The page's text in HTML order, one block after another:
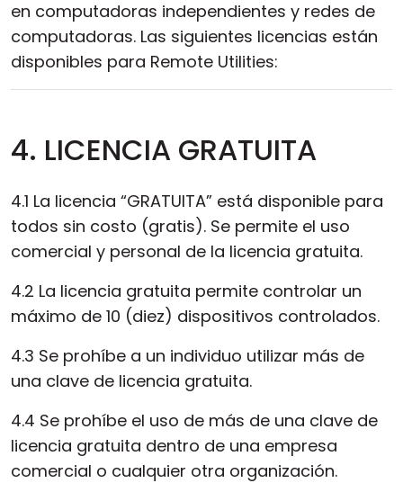
en computadoras independientes y redes de
computadoras. Las siguientes licencias están
disponibles para Remote Utilities:
4. LICENCIA GRATUITA
4.1 La licencia “GRATUITA” está disponible para
todos sin costo (gratis). Se permite el uso
comercial y personal de la licencia gratuita.
4.2 La licencia gratuita permite controlar un
máximo de 10 (diez) dispositivos controlados.
4.3 Se prohíbe a un individuo utilizar más de
una clave de licencia gratuita.
4.4 Se prohíbe el uso de más de una clave de
licencia gratuita dentro de una empresa
comercial o cualquier otra organización.